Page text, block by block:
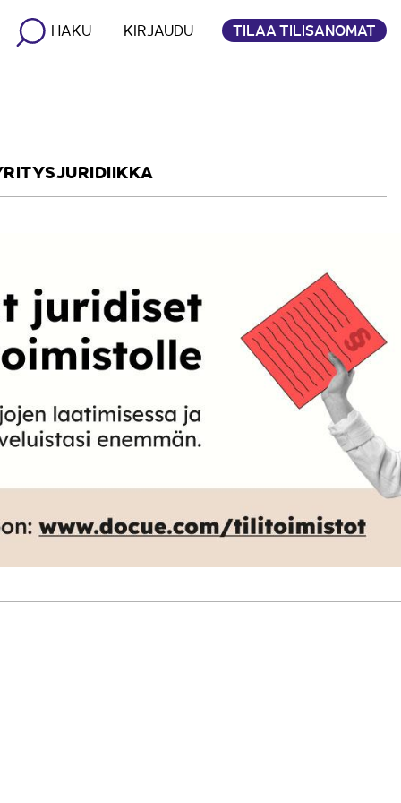
HAKU KIRJAUDU TILAA TILISANOMAT